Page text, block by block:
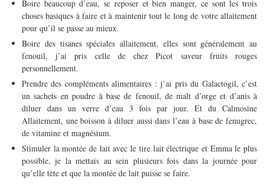
Boire beaucoup d’eau, se reposer et bien manger, ce sont les trois
choses basiques à faire et à maintenir tout le long de votre allaitement
pour qu’il se passe au mieux.
Boire des tisanes spéciales allaitement, elles sont généralement au
fenouil, j’ai pris celle de chez Picot saveur fruits rouges
personnellement.
Prendre des compléments alimentaires : j’ai pris du Galactogil, c’est
un sachets en poudre à base de fenouil, de malt d’orge et d’anis à
diluer dans un verre d’eau 3 fois par jour. Et du Calmosine
Allaitement, une boisson à diluer aussi dans l’eau à base de fenugrec,
de vitamine et magnésium.
Stimuler la montée de lait avec le tire lait électrique et Emma le plus
possible, je la mettais au sein plusieurs fois dans la journée pour
qu’elle tète et que la montée de lait puisse se faire.